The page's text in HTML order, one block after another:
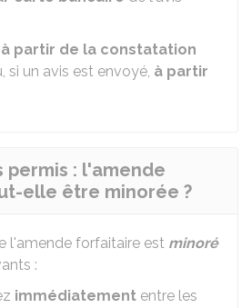
à partir de la constatation
si un avis est envoyé, à partir
permis : l'amende
elle être minorée ?
l'amende forfaitaire est minoré
:
immédiatement entre les